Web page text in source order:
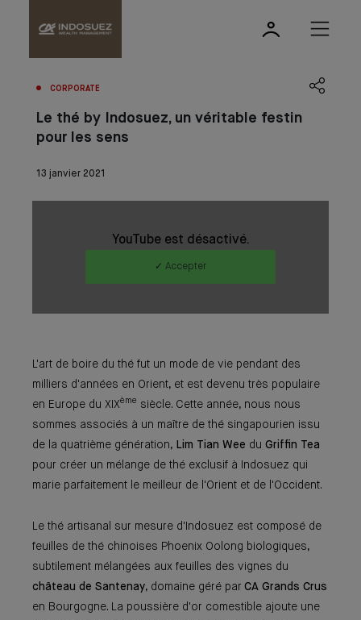
CORPORATE
Le thé by Indosuez, un véritable festin
pour les sens
13 janvier 2021
YouTube est désactivé.
✓ Accepter
L'art de boire du thé fut un mode de vie pendant des
milliers d'années en Orient, et est devenu très populaire
en Europe du XIXème siècle. Cette année, nous nous
sommes associés à un maître de thé singapourien issu
de la quatrième génération, Lim Tian Wee du Griffin Tea
pour créer un mélange de thé exclusif à Indosuez qui
marie parfaitement le meilleur de l'Orient et de l'Occident.
Le thé artisanal sur mesure d'Indosuez est composé de
feuilles de thé chinoises Phoenix Oolong biologiques,
subtilement mélangées aux feuilles des vignes du
château de Santenay, domaine géré par CA Grands Crus
en Bourgogne. La poussière d'or comestible ajoute une